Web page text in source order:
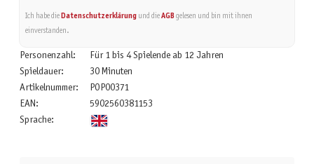
Ich habe die Datenschutzerklärungund die AGBgelesen und bin mit ihnen
einverstanden.
Personenzahl:
Für 1 bis 4 Spielende ab 12 Jahren
Spieldauer:
30 Minuten
Artikelnummer:
POP00371
EAN:
5902560381153
Sprache: